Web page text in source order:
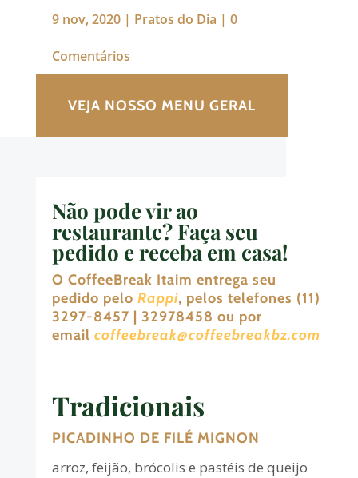
9 nov, 2020| Pratos do Dia | 0
Comentários
VEJA NOSSO MENU GERAL
Não pode vir ao
restaurante? Faça seu
pedido e receba em casa!
O CoffeeBreak Itaim entrega seu
pedido pelo Rappi, pelos telefones (11)
3297-8457 | 32978458 ou por
email coffeebreak@coffeebreakbz.com
Tradicionais
PICADINHO DE FILÉ MIGNON
arroz, feijão, brócolis e pastéis de queijo